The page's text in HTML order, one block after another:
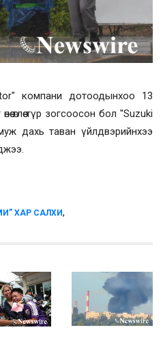
компани дотоодынхоо 13
өглөө түр зогсоосон бол "Suzuki
дахь таван үйлдвэрийнхээ
ХАР САЛХИ,